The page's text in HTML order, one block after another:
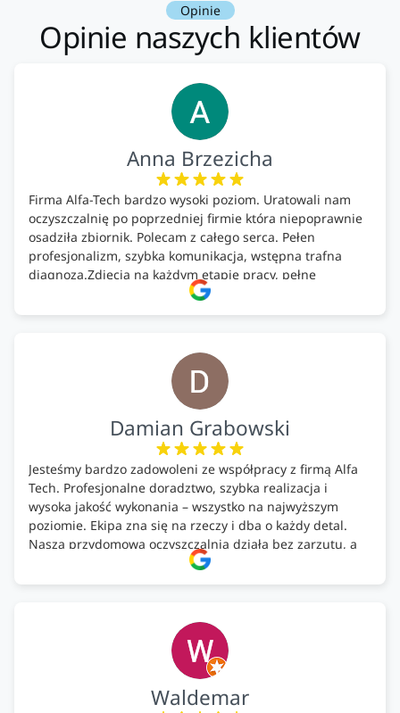
Opinie
Opinie naszych klientów
Anna Brzezicha
Firma Alfa-Tech bardzo wysoki poziom. Uratowali nam
oczyszczalnię po poprzedniej firmie która niepoprawnie
osadziła zbiornik. Polecam z całego serca. Pełen
profesjonalizm, szybka komunikacja, wstępna trafna
diagnoza.Zdjęcia na każdym etapie pracy, pełne
doradztwo.Dobrze wyszkoleni i znający się na rzeczy.
Podsumowując ekipa na wysokim poziomie, rzetelna.
Damian Grabowski
Jesteśmy bardzo zadowoleni ze współpracy z firmą Alfa
Tech. Profesjonalne doradztwo, szybka realizacja i
wysoka jakość wykonania – wszystko na najwyższym
poziomie. Ekipa zna się na rzeczy i dba o każdy detal.
Nasza przydomowa oczyszczalnia działa bez zarzutu, a
całość została wykonana zgodnie z terminem i
ustaleniami. Z czystym sumieniem polecamy Alfa Tech
ekologicznych rozwiązań!🍀
Waldemar